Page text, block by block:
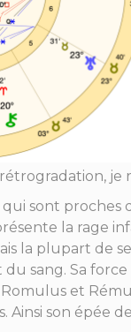
sont proches
la rage
la plupart de
sang. Sa
et
Ainsi son épée